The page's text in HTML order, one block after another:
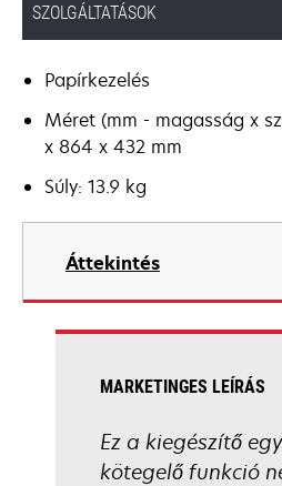
SZOLGÁLTATÁSOK
Papírkezelés
Méret (mm - magasság x
x 864 x 432 mm
Súly: 13.9 kg
Áttekintés
MARKETINGES LEÍRÁS
Ez a kiegészítő
kötegelő funkció